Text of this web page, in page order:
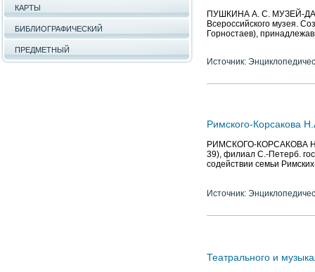
КАРТЫ
БИБЛИОГРАФИЧЕСКИЙ
ПРЕДМЕТНЫЙ
ПУШКИНА А. С. МУЗЕЙ-
Всероссийского музея.
Горностаев),
Источник:
Римского-Корсакова
РИМСКОГО-КОРСАКОВА
39), филиал С.-Петерб.
содействии семьи
Источник:
Театрального и